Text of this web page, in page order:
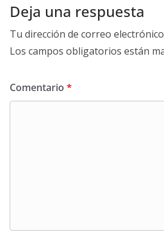
Deja una respuesta
Tu dirección de correo
Los campos obligatorios están
Comentario *